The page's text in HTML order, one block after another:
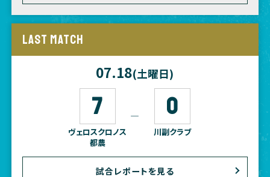
LAST MATCH
07.18(土曜日)
7
ヴェロスクロノス
都農
― 0
川副クラブ
試合レポートを見る